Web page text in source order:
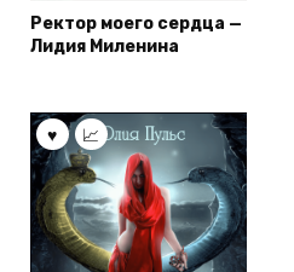
Ректор моего сердца —
Лидия Миленина